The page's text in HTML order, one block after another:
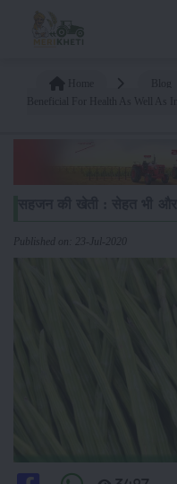
Published on: 23-Jul-2020